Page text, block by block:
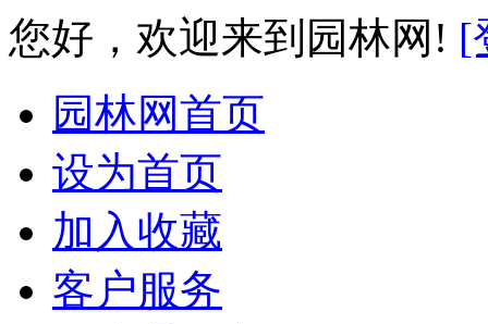
您好，欢迎来到园林网! [
园林网首页
设为首页
加入收藏
客户服务